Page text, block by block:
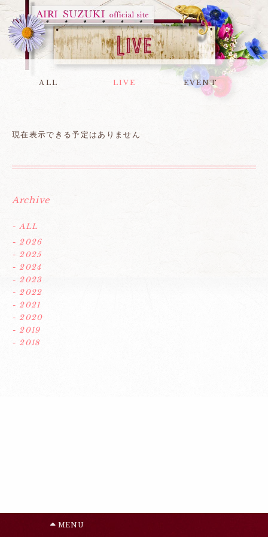
ALL LIVE EVENT
現在表示できる予定はありません
Archive
- ALL
- 2026
- 2025
- 2024
- 2023
- 2022
- 2021
- 2020
- 2019
- 2018
MENU